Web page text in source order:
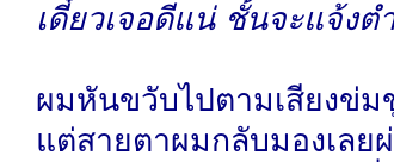
เดี๋ยวเจอดีแน่ ชั้นจะแจ้งต
ผมหันขวับไปตามเสียงข่
แต่สายตาผมกลับมองเลย